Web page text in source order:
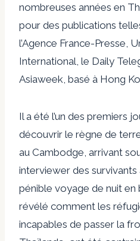
nombreuses années en
pour des publications
l’Agence France-Presse,
International, le Daily
Asiaweek, basé à Hong
Il a été l’un des premiers
découvrir le règne de
au Cambodge, arrivant
interviewer des
pénible voyage de nuit en
révélé comment les
incapables de passer la